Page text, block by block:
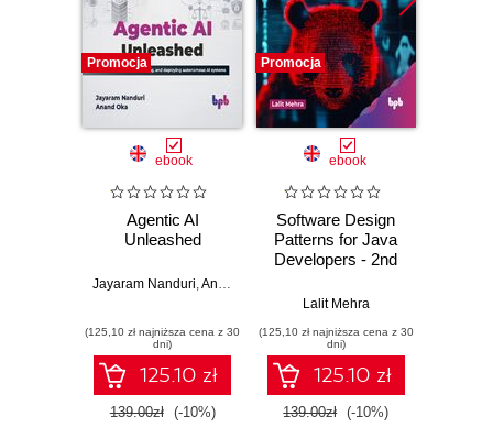
Promocja
ebook
Agentic AI
Unleashed
Jayaram Nanduri Anand Oka
(125,10 zł najniższa cena z 30
dni)
125.10 zł
139.00zł (-10%)
Promocja
ebook
Software Design
Patterns for Java
Developers - 2nd
Lalit Mehra
(125,10 zł najniższa cena z 30
dni)
125.10 zł
139.00zł (-10%)